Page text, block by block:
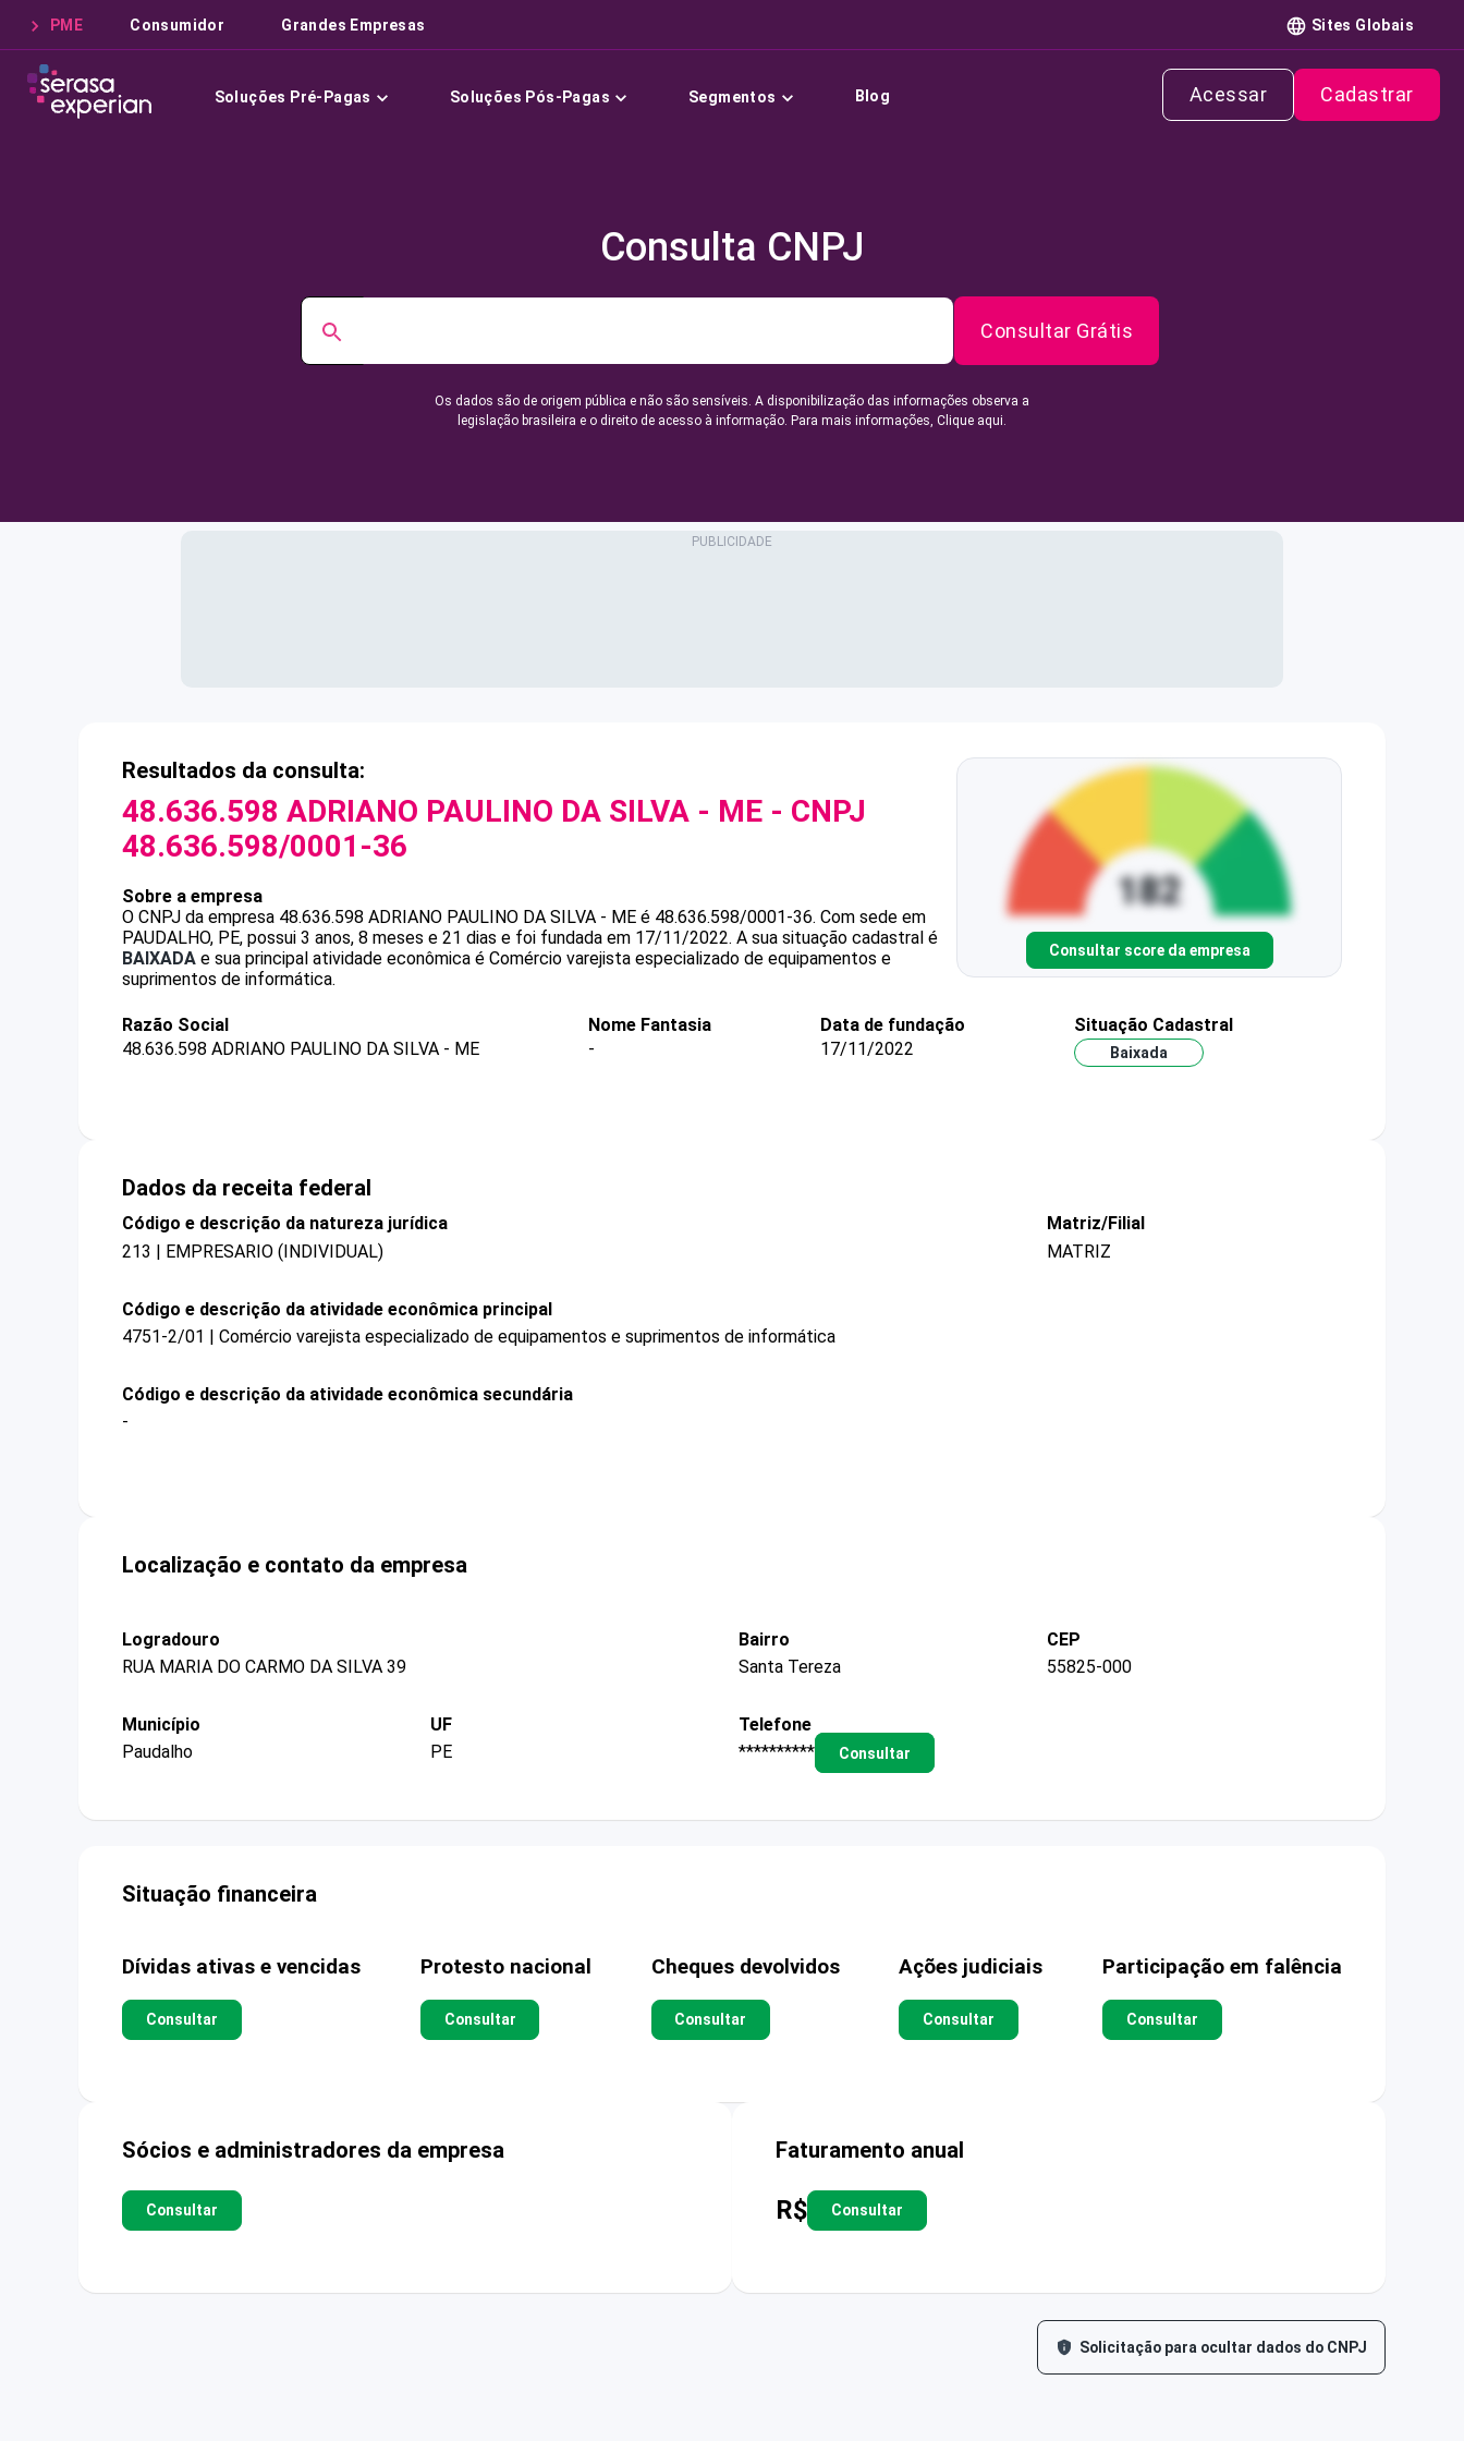
PME Consumidor Grandes Empresas Sites Globais
Soluções Pré-Pagas Soluções Pós-Pagas Segmentos Blog Acessar Cadastrar
Consulta CNPJ
Consultar Grátis
Os dados são de origem pública e não são sensíveis. A disponibilização das informações observa a
legislação brasileira e o direito de acesso à informação. Para mais informações, Clique aqui.
Resultados da consulta:
48.636.598 ADRIANO PAULINO DA SILVA - ME - CNPJ
48.636.598/0001-36
Sobre a empresa
O CNPJ da empresa 48.636.598 ADRIANO PAULINO DA SILVA - ME é 48.636.598/0001-36. Com sede em
PAUDALHO, PE, possui 3 anos, 8 meses e 21 dias e foi fundada em 17/11/2022. A sua situação cadastral é
BAIXADA e sua principal atividade econômica é Comércio varejista especializado de equipamentos e
suprimentos de informática.
Consultar score da empresa
Razão Social
48.636.598 ADRIANO PAULINO DA SILVA - ME
Nome Fantasia
-
Data de fundação
17/11/2022
Situação Cadastral
Baixada
Dados da receita federal
Código e descrição da natureza jurídica
213 | EMPRESARIO (INDIVIDUAL)
Matriz/Filial
MATRIZ
Código e descrição da atividade econômica principal
4751-2/01 | Comércio varejista especializado de equipamentos e suprimentos de informática
Código e descrição da atividade econômica secundária
-
Localização e contato da empresa
Logradouro
RUA MARIA DO CARMO DA SILVA 39
Bairro
Santa Tereza
CEP
55825-000
Município
Paudalho
UF
PE
Telefone
**********
Consultar
Situação financeira
Dívidas ativas e vencidas
Consultar
Protesto nacional
Consultar
Cheques devolvidos
Consultar
Ações judiciais
Consultar
Participação em falência
Consultar
Sócios e administradores da empresa
Consultar
Faturamento anual
R$ Consultar
Solicitação para ocultar dados do CNPJ